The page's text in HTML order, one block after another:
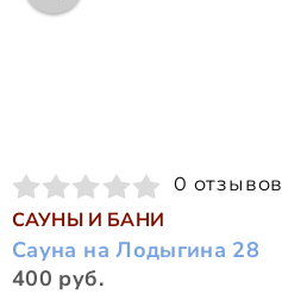
0 отзывов
САУНЫ И БАНИ
Сауна на Лодыгина 28
400 руб.